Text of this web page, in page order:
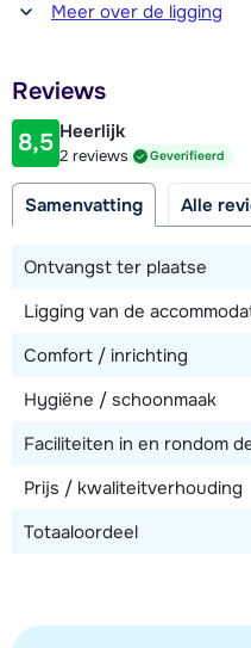
Afstand tot winkel(s)
400 meter
100 meter
Afstand tot piste
1000 meter
200 meter
Bekijk kaart
Meer over de ligging
Reviews
8,5 Heerlijk
2 reviews Geverifieerd
Samenvatting Alle
Ontvangst ter plaatse
Ligging van de
Comfort / inrichting
Hygiëne / schoonmaak
Faciliteiten in en rondom
Prijs / kwaliteitverhouding
Totaaloordeel